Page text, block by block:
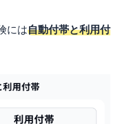
には自動付帯と利用付